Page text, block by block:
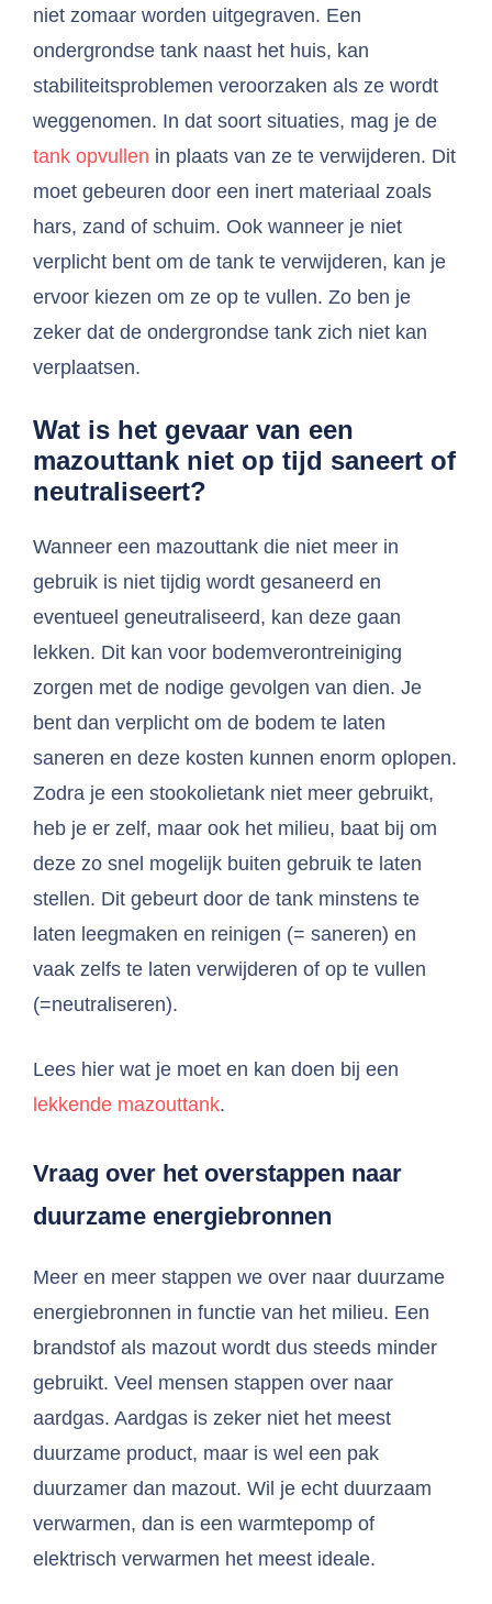
niet zomaar worden uitgegraven. Een
ondergrondse tank naast het huis, kan
stabiliteitsproblemen veroorzaken als ze wordt
weggenomen. In dat soort situaties, mag je de
tank opvullen in plaats van ze te verwijderen. Dit
moet gebeuren door een inert materiaal zoals
hars, zand of schuim. Ook wanneer je niet
verplicht bent om de tank te verwijderen, kan je
ervoor kiezen om ze op te vullen. Zo ben je
zeker dat de ondergrondse tank zich niet kan
verplaatsen.
Wat is het gevaar van een
mazouttank niet op tijd saneert of
neutraliseert?
Wanneer een mazouttank die niet meer in
gebruik is niet tijdig wordt gesaneerd en
eventueel geneutraliseerd, kan deze gaan
lekken. Dit kan voor bodemverontreiniging
zorgen met de nodige gevolgen van dien. Je
bent dan verplicht om de bodem te laten
saneren en deze kosten kunnen enorm oplopen.
Zodra je een stookolietank niet meer gebruikt,
heb je er zelf, maar ook het milieu, baat bij om
deze zo snel mogelijk buiten gebruik te laten
stellen. Dit gebeurt door de tank minstens te
laten leegmaken en reinigen (= saneren) en
vaak zelfs te laten verwijderen of op te vullen
(=neutraliseren).
Lees hier wat je moet en kan doen bij een
lekkende mazouttank.
Vraag over het overstappen naar
duurzame energiebronnen
Meer en meer stappen we over naar duurzame
energiebronnen in functie van het milieu. Een
brandstof als mazout wordt dus steeds minder
gebruikt. Veel mensen stappen over naar
aardgas. Aardgas is zeker niet het meest
duurzame product, maar is wel een pak
duurzamer dan mazout. Wil je echt duurzaam
verwarmen, dan is een warmtepomp of
elektrisch verwarmen het meest ideale.